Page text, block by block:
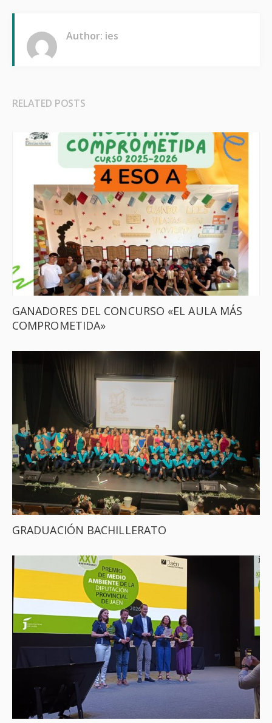
Author: ies
RELATED POSTS
GANADORES DEL CONCURSO «EL AULA MÁS
COMPROMETIDA»
GRADUACIÓN BACHILLERATO